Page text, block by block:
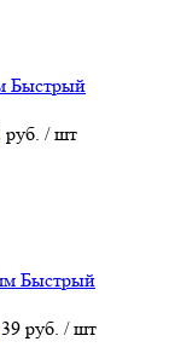
Быстрый
руб. / шт
Быстрый
39 руб. / шт